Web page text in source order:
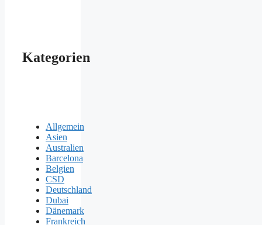
Kategorien
Allgemein
Asien
Australien
Barcelona
Belgien
CSD
Deutschland
Dubai
Dänemark
Frankreich